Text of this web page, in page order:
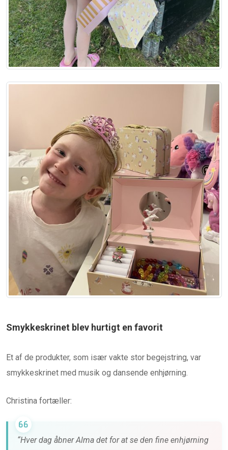
Smykkeskrinet blev hurtigt en favorit
Et af de produkter, som især vakte stor begejstring, var
smykkeskrinet med musik og dansende enhjørning.
Christina fortæller:
“Hver dag åbner Alma det for at se den fine enhjørning